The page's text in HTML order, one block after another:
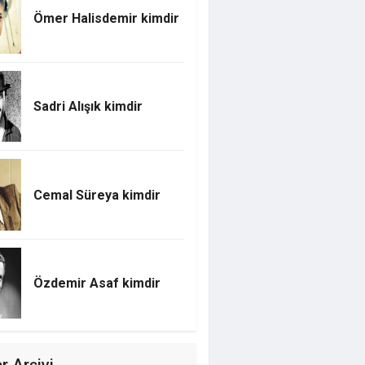
Ömer Halisdemir kimdir
Sadri Alışık kimdir
Cemal Süreya kimdir
Özdemir Asaf kimdir